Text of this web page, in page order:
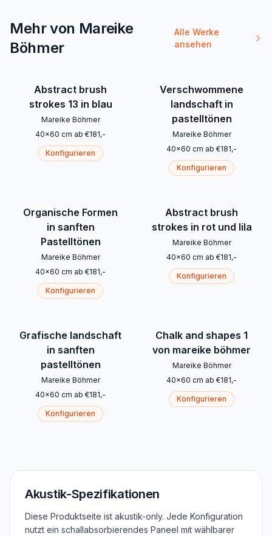
Mehr von Mareike
Böhmer
Alle Werke
ansehen
Abstract brush
strokes 13 in blau
Mareike Böhmer
40x60 cm ab €181,-
Konfigurieren
Verschwommene
landschaft in
pastelltönen
Mareike Böhmer
40x60 cm ab €181,-
Konfigurieren
Organische Formen
in sanften
Pastelltönen
Mareike Böhmer
40x60 cm ab €181,-
Konfigurieren
Abstract brush
strokes in rot und lila
Mareike Böhmer
40x60 cm ab €181,-
Konfigurieren
Grafische landschaft
in sanften
pastelltönen
Mareike Böhmer
40x60 cm ab €181,-
Konfigurieren
Chalk and shapes 1
von mareike böhmer
Mareike Böhmer
40x60 cm ab €181,-
Konfigurieren
Akustik-Spezifikationen
Diese Produktseite ist akustik-only. Jede Konfiguration
nutzt ein schallabsorbierendes Paneel mit wählbarer